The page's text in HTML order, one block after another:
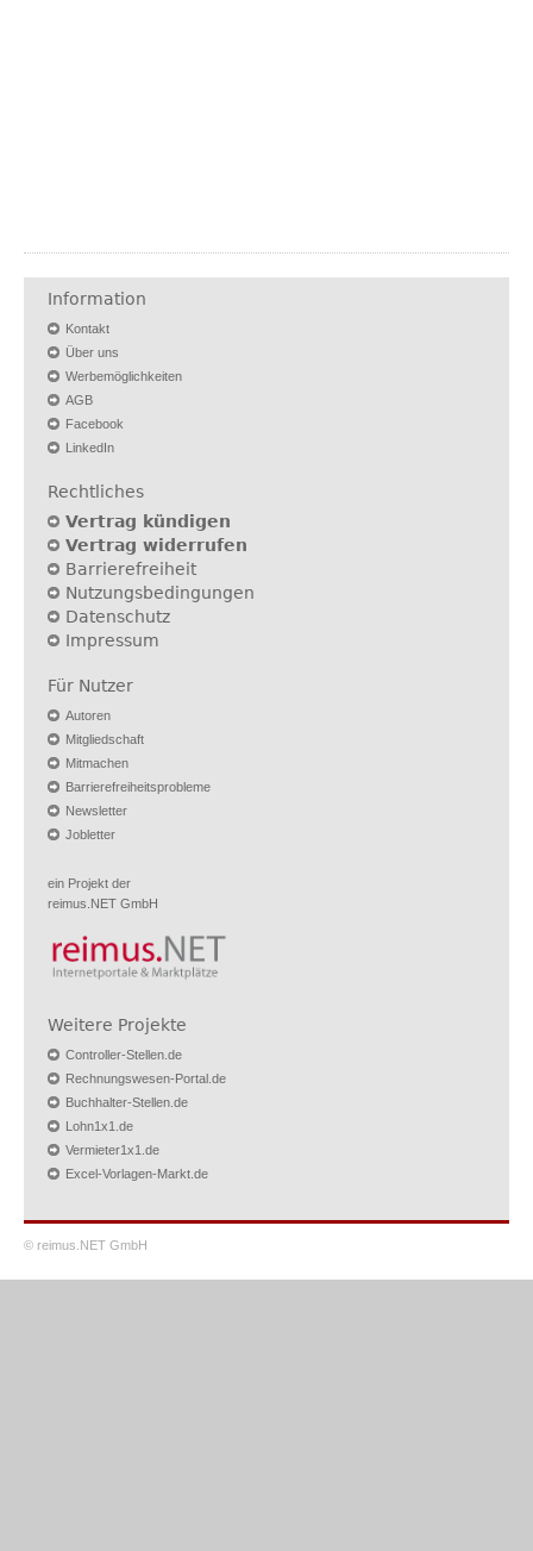
Information
Kontakt
Über uns
Werbemöglichkeiten
AGB
Facebook
LinkedIn
Rechtliches
Vertrag kündigen
Vertrag widerrufen
Barrierefreiheit
Nutzungsbedingungen
Datenschutz
Impressum
Für Nutzer
Autoren
Mitgliedschaft
Mitmachen
Barrierefreiheitsprobleme
Newsletter
Jobletter
ein Projekt der
reimus.NET GmbH
Weitere Projekte
Controller-Stellen.de
Rechnungswesen-Portal.de
Buchhalter-Stellen.de
Lohn1x1.de
Vermieter1x1.de
Excel-Vorlagen-Markt.de
© reimus.NET GmbH